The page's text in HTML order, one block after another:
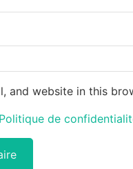
and website in this
Politique de